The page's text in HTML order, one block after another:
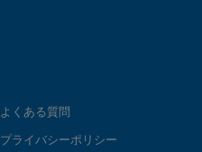
よくある質問
プライバシーポリシー